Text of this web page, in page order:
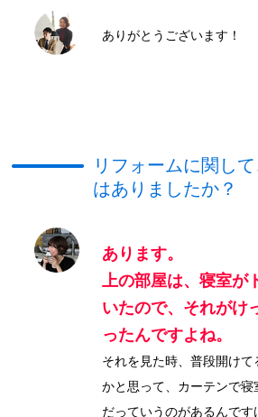
ありがとうございます！
リフォームに関し
はありましたか？
あります。
上の部屋は、寝室が
いたので、それがけ
ったんですよね。
それを見た時、普段開け
かと思って、カーテンで
だっていうのがあるんで